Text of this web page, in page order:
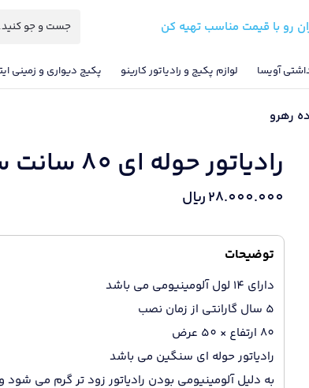
رو با قیمت مناسب تهیه کن
آویسا لوازم پکیج و رادیاتور کارینو پکیج دیواری و زمینی
رادیاتور حوله ای 80 سانت ساده رهرو
28.000.000ریال
توضیحات
دارای 14 لول آلومینیومی می باشد
5 سال گارانتی از زمان نصب
80 ارتفاع × 50 عرض
رادیاتور حوله ای سنگین می باشد
به دلیل آلومینیومی بودن رادیاتور زود تر گرم می شود